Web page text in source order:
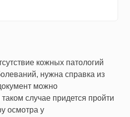
кожных патологий
нужна справка из
можно
случае придется пройти
осмотра у